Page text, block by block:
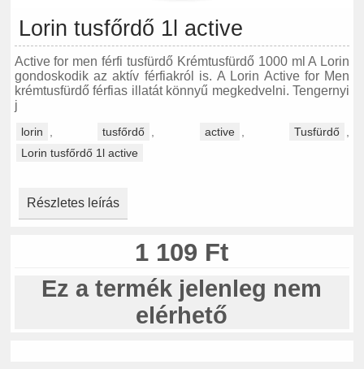
Lorin tusfőrdő 1l active
Active for men férfi tusfürdő Krémtusfürdő 1000 ml A Lorin
gondoskodik az aktív férfiakról is. A Lorin Active for Men
krémtusfürdő férfias illatát könnyű megkedvelni. Tengernyi
j
lorin tusfőrdő active Tusfürdő
Lorin tusfőrdő 1l active
Részletes leírás
1 109 Ft
Ez a termék jelenleg nem
elérhető